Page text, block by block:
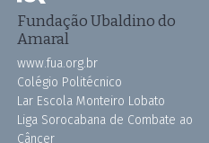
Fundação Ubaldino do
Amaral
www.fua.org.br
Colégio Politécnico
Lar Escola Monteiro Lobato
Liga Sorocabana de Combate ao
Câncer